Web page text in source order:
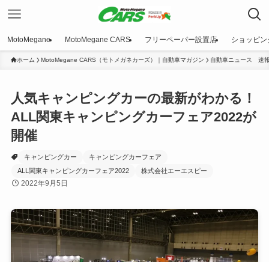
MotoMegane MotoMegane CARS フリーペーパー設置店 ショッピン
ホーム MotoMegane CARS（モトメガネカーズ）｜自動車マガジン 自動車ニュース 速
人気キャンピングカーの最新がわかる！
ALL関東キャンピングカーフェア2022が
開催
キャンピングカー
キャンピングカーフェア
ALL関東キャンピングカーフェア2022
株式会社エーエスピー
2022年9月5日